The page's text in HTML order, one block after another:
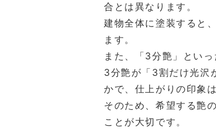
合とは異なります。
建物全体に塗装すると
ます。
また、「3分艶」とい
3分艶が「3割だけ光沢
かで、仕上がりの印象
そのため、希望する艶
ことが大切です。